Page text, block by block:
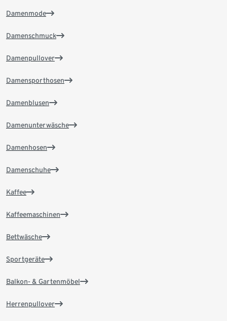
Damenmode
Damenschmuck
Damenpullover
Damensporthosen
Damenblusen
Damenunterwäsche
Damenhosen
Damenschuhe
Kaffee
Kaffeemaschinen
Bettwäsche
Sportgeräte
Balkon- & Gartenmöbel
Herrenpullover